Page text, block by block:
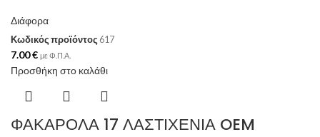
Διάφορα
Κωδικός προϊόντος 617
7.00€ με Φ.Π.Α.
Προσθήκη στο καλάθι
ΦΑΚΑΡΟΛΑ 17 ΛΑΣΤΙΧΕΝΙΑ OEM